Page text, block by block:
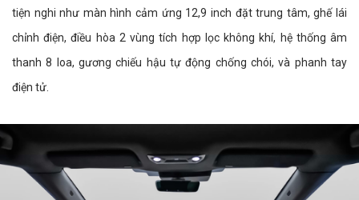
tiện nghi như màn hình cảm ứng 12,9 inch đặt trung tâm, ghế lái
chỉnh điện, điều hòa 2 vùng tích hợp lọc không khí, hệ thống âm
thanh 8 loa, gương chiếu hậu tự động chống chói, và phanh tay
điện tử.